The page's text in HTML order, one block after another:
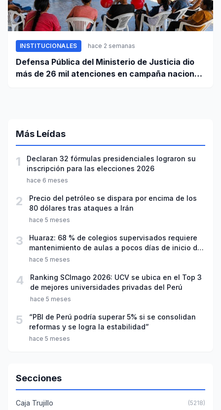
INSTITUCIONALES hace 2 semanas
Defensa Pública del Ministerio de Justicia dio
más de 26 mil atenciones en campaña nacional
Más Leídas
1
Declaran 32 fórmulas presidenciales lograron su
inscripción para las elecciones 2026
hace 6 meses
2
Precio del petróleo se dispara por encima de los
80 dólares tras ataques a Irán
hace 5 meses
3
Huaraz: 68 % de colegios supervisados requiere
mantenimiento de aulas a pocos días de inicio del
año escolar 2026
hace 5 meses
4
Ranking SCImago 2026: UCV se ubica en el Top 3
de mejores universidades privadas del Perú
hace 5 meses
5
“PBI de Perú podría superar 5% si se consolidan
reformas y se logra la estabilidad”
hace 5 meses
Secciones
Caja Trujillo (5218)